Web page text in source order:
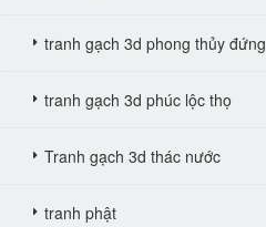
tranh gạch 3d phong thủy đứng
tranh gạch 3d phúc lộc thọ
Tranh gạch 3d thác nước
tranh phật